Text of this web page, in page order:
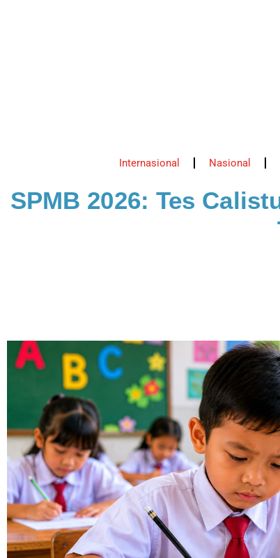
Internasional Nasional
SPMB 2026: Tes